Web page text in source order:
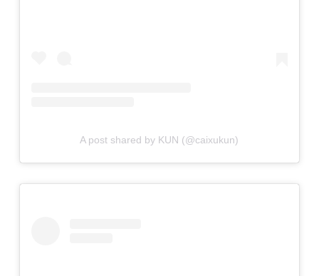
A post shared by KUN (@caixukun)